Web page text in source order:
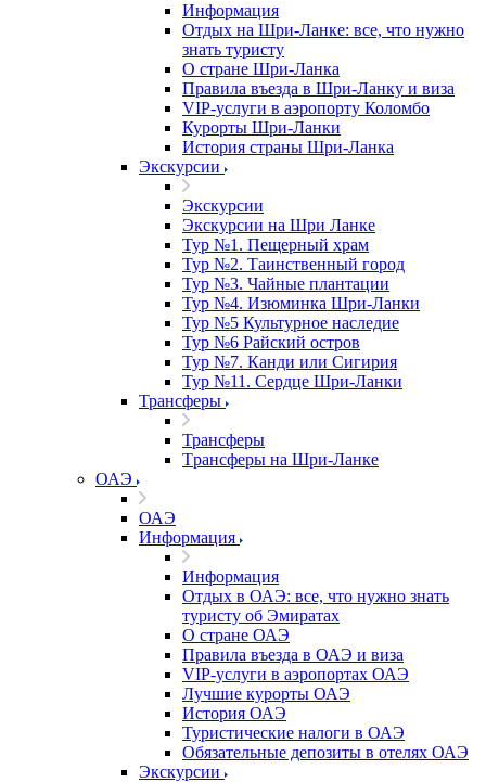
Информация
Отдых на Шри-Ланке: все, что нужно
знать туристу
О стране Шри-Ланка
Правила въезда в Шри-Ланку и виза
VIP-услуги в аэропорту Коломбо
Курорты Шри-Ланки
История страны Шри-Ланка
Экскурсии
Экскурсии
Экскурсии на Шри Ланке
Тур №1. Пещерный храм
Тур №2. Таинственный город
Тур №3. Чайные плантации
Тур №4. Изюминка Шри-Ланки
Тур №5 Культурное наследие
Тур №6 Райский остров
Тур №7. Канди или Сигирия
Тур №11. Сердце Шри-Ланки
Трансферы
Трансферы
Tрансферы на Шри-Ланке
ОАЭ
ОАЭ
Информация
Информация
Отдых в ОАЭ: все, что нужно знать
туристу об Эмиратах
О стране ОАЭ
Правила въезда в ОАЭ и виза
VIP-услуги в аэропортах ОАЭ
Лучшие курорты ОАЭ
История ОАЭ
Туристические налоги в ОАЭ
Обязательные депозиты в отелях ОАЭ
Экскурсии